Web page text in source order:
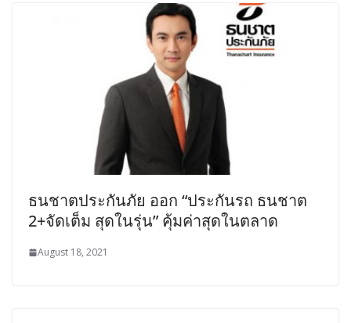
ธนชาตประกันภัย ออก “ประกันรถ ธนชาต
2+จัดเต็ม สุดในรุ่น” คุ้มค่าสุดในตลาด
August 18, 2021